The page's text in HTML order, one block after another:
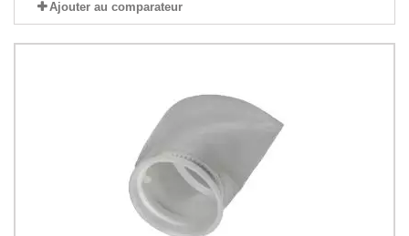
Ajouter au comparateur